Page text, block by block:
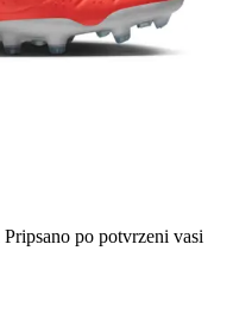
Pripsano po potvrzeni vasi